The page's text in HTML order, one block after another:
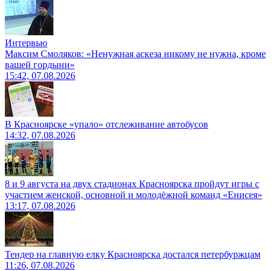
Интервью
Максим Смоляков: «Ненужная аскеза никому не нужна, кроме
вашей гордыни»
15:42, 07.08.2026
В Красноярске «упало» отслеживание автобусов
14:32, 07.08.2026
8 и 9 августа на двух стадионах Красноярска пройдут игры с
участием женской, основной и молодёжной команд «Енисея»
13:17, 07.08.2026
Тендер на главную елку Красноярска достался петербуржцам
11:26, 07.08.2026